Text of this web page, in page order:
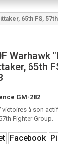
65th FS,
Warhawk
65th
GM-282
victoires à son
Fighter Group.
Facebook